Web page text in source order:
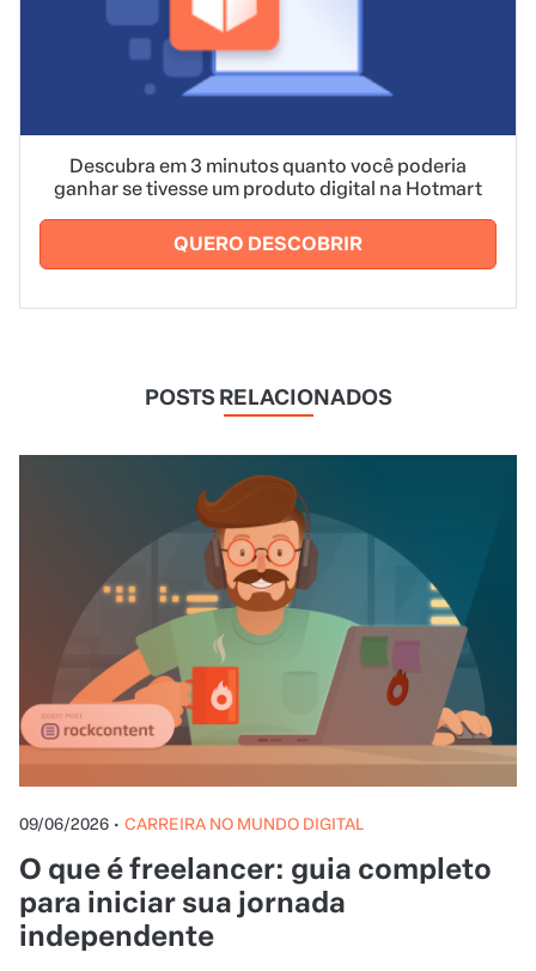
Descubra em 3 minutos quanto você poderia
ganhar se tivesse um produto digital na Hotmart
QUERO DESCOBRIR
POSTS RELACIONADOS
09/06/2026 • CARREIRA NO MUNDO DIGITAL
O que é freelancer: guia completo
para iniciar sua jornada
independente